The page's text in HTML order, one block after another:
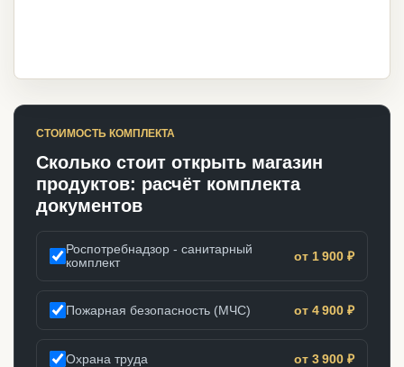
СТОИМОСТЬ КОМПЛЕКТА
Сколько стоит открыть магазин
продуктов: расчёт комплекта
документов
Роспотребнадзор - санитарный
комплект
от 1 900 ₽
Пожарная безопасность (МЧС) от 4 900 ₽
Охрана труда от 3 900 ₽